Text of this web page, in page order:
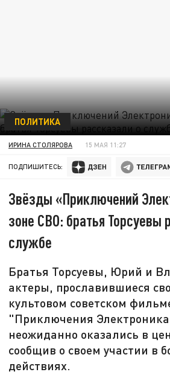
ПОЛИТИКА
ИРИНА СТОЛЯРОВА 15 МАЯ 11:27
ПОДПИШИТЕСЬ:
Звёзды «Приключений
зоне СВО: братья Торсуевы
службе
Братья Торсуевы, Юрий и
актеры, прославившиеся
культовом советском
"Приключения
неожиданно оказались в
сообщив о своем участии в
действиях.